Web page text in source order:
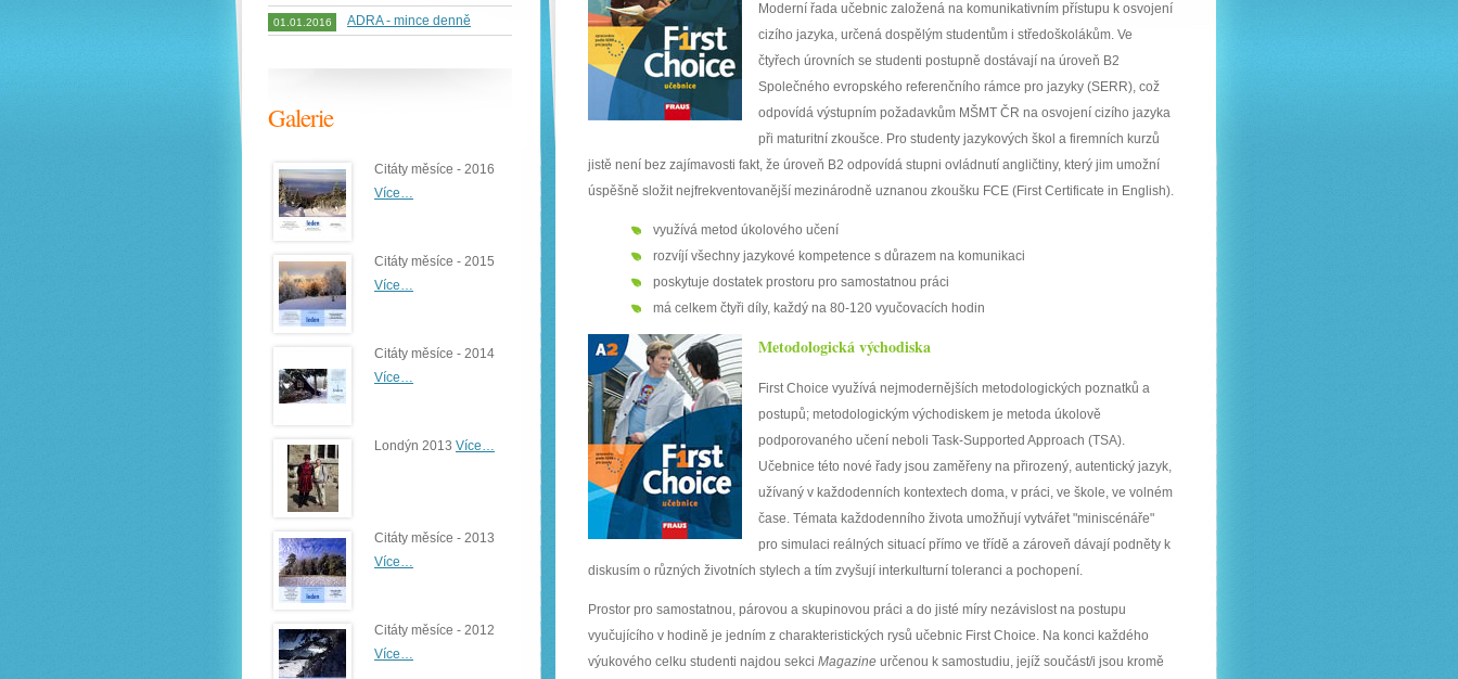
Moderní řada učebnic založená na komunikativním přístupu k osvojení
cizího jazyka, určená dospělým studentům i středoškolákům. Ve
čtyřech úrovních se studenti postupně dostávají na úroveň B2
Společného evropského referenčního rámce pro jazyky (SERR), což
odpovídá výstupním požadavkům MŠMT ČR na osvojení cizího jazyka
při maturitní zkoušce. Pro studenty jazykových škol a firemních kurzů
jistě není bez zajímavosti fakt, že úroveň B2 odpovídá stupni ovládnutí angličtiny, který jim umožní
úspěšně složit nejfrekventovanější mezinárodně uznanou zkoušku FCE (First Certificate in English).
využívá metod úkolového učení
rozvíjí všechny jazykové kompetence s důrazem na komunikaci
poskytuje dostatek prostoru pro samostatnou práci
má celkem čtyři díly, každý na 80-120 vyučovacích hodin
Metodologická východiska
First Choice využívá nejmodernějších metodologických poznatků a
postupů; metodologickým východiskem je metoda úkolově
podporovaného učení neboli Task-Supported Approach (TSA).
Učebnice této nové řady jsou zaměřeny na přirozený, autentický jazyk,
užívaný v každodenních kontextech doma, v práci, ve škole, ve volném
čase. Témata každodenního života umožňují vytvářet "miniscénáře"
pro simulaci reálných situací přímo ve třídě a zároveň dávají podněty k
diskusím o různých životních stylech a tím zvyšují interkulturní toleranci a pochopení.
Prostor pro samostatnou, párovou a skupinovou práci a do jisté míry nezávislost na postupu
vyučujícího v hodině je jedním z charakteristických rysů učebnic First Choice. Na konci každého
výukového celku studenti najdou sekci Magazine určenou k samostudiu, jejíž součást/i jsou kromě
01.01.2016 ADRA - mince denně
Galerie
Citáty měsíce - 2016
Více…
Citáty měsíce - 2015
Více…
Citáty měsíce - 2014
Více…
Londýn 2013 Více…
Citáty měsíce - 2013
Více…
Citáty měsíce - 2012
Více…